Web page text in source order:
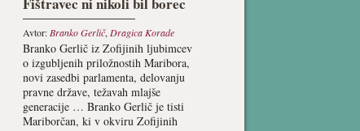
Avtor: Branko Gerlič, Dragica Korade
Branko Gerlič iz Zofijinih ljubimcev
o izgubljenih priložnostih Maribora,
novi zasedbi parlamenta, delovanju
pravne države, težavah mlajše
generacije … Branko Gerlič je tisti
Mariborčan, ki v okviru Zofijinih